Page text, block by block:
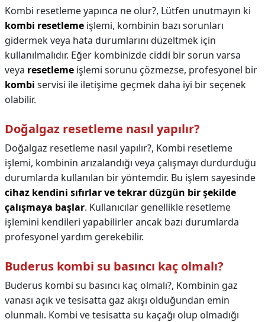
Kombi resetleme yapınca ne olur?, Lütfen unutmayın ki
kombi resetleme işlemi, kombinin bazı sorunları
gidermek veya hata durumlarını düzeltmek için
kullanılmalıdır. Eğer kombinizde ciddi bir sorun varsa
veya resetleme işlemi sorunu çözmezse, profesyonel bir
kombi servisi ile iletişime geçmek daha iyi bir seçenek
olabilir.
Doğalgaz resetleme nasıl yapılır?
Doğalgaz resetleme nasıl yapılır?, Kombi resetleme
işlemi, kombinin arızalandığı veya çalışmayı durdurduğu
durumlarda kullanılan bir yöntemdir. Bu işlem sayesinde
cihaz kendini sıfırlar ve tekrar düzgün bir şekilde
çalışmaya başlar. Kullanıcılar genellikle resetleme
işlemini kendileri yapabilirler ancak bazı durumlarda
profesyonel yardım gerekebilir.
Buderus kombi su basıncı kaç olmalı?
Buderus kombi su basıncı kaç olmalı?, Kombinin gaz
vanası açık ve tesisatta gaz akışı olduğundan emin
olunmalı. Kombi ve tesisatta su kaçağı olup olmadığı